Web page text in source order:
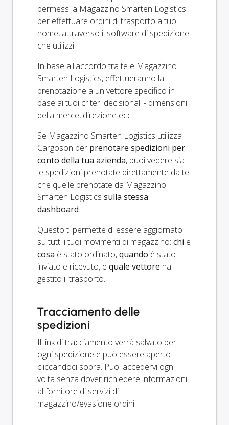
permessi a Magazzino Smarten Logistics
per effettuare ordini di trasporto a tuo
nome, attraverso il software di spedizione
che utilizzi.
In base all'accordo tra te e Magazzino
Smarten Logistics, effettueranno la
prenotazione a un vettore specifico in
base ai tuoi criteri decisionali - dimensioni
della merce, direzione ecc.
Se Magazzino Smarten Logistics utilizza
Cargoson per prenotare spedizioni per
conto della tua azienda, puoi vedere sia
le spedizioni prenotate direttamente da te
che quelle prenotate da Magazzino
Smarten Logistics sulla stessa
dashboard.
Questo ti permette di essere aggiornato
su tutti i tuoi movimenti di magazzino: chi e
cosa è stato ordinato,quando è stato
inviato e ricevuto, e quale vettore ha
gestito il trasporto.
Tracciamento delle
spedizioni
Il link di tracciamento verrà salvato per
ogni spedizione e può essere aperto
cliccandoci sopra. Puoi accedervi ogni
volta senza dover richiedere informazioni
al fornitore di servizi di
magazzino/evasione ordini.